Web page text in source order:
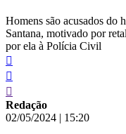
Homens são acusados do
Santana, motivado por
por ela à Polícia Civil
Redação
02/05/2024 | 15:20